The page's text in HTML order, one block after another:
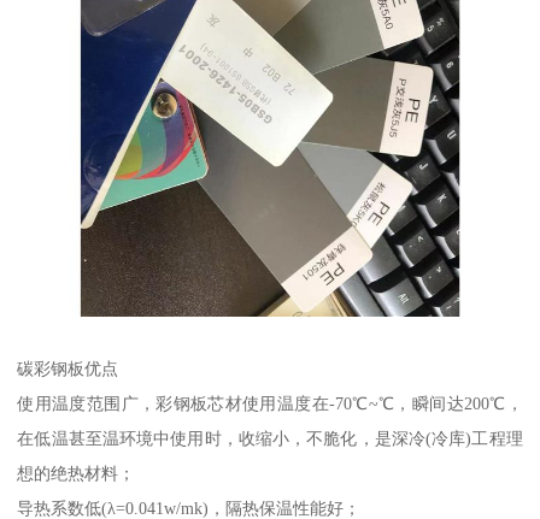
碳彩钢板优点
使用温度范围广，彩钢板芯材使用温度在-70℃~℃，瞬间达200℃，
在低温甚至温环境中使用时，收缩小，不脆化，是深冷(冷库)工程理
想的绝热材料；
导热系数低(λ=0.041w/mk)，隔热保温性能好；